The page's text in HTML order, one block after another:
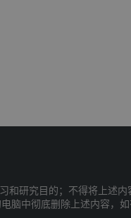
和研究目的；不得将上述
中彻底删除上述内容，如